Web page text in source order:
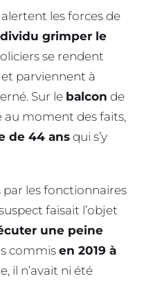
les forces de
grimper le
se rendent
parviennent à
Sur le balcon de
moment des faits,
de 44 ans qui s’y
par les fonctionnaires
faisait l’objet
une peine
commis en 2019 à
il n’avait ni été